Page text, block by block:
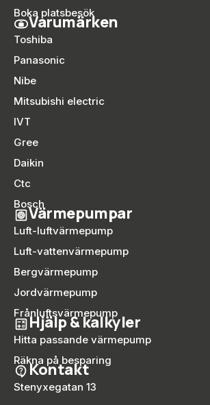
Boka platsbesök
Varumärken
Toshiba
Panasonic
Nibe
Mitsubishi electric
IVT
Gree
Daikin
Ctc
BoschVärmepumpar
Luft-luftvärmepump
Luft-vattenvärmepump
Bergvärmepump
Jordvärmepump
Frånluftsvärmepump
Hjälp & kalkyler
Hitta passande värmepump
Räkna på besparing
Kontakt
Stenyxegatan 13